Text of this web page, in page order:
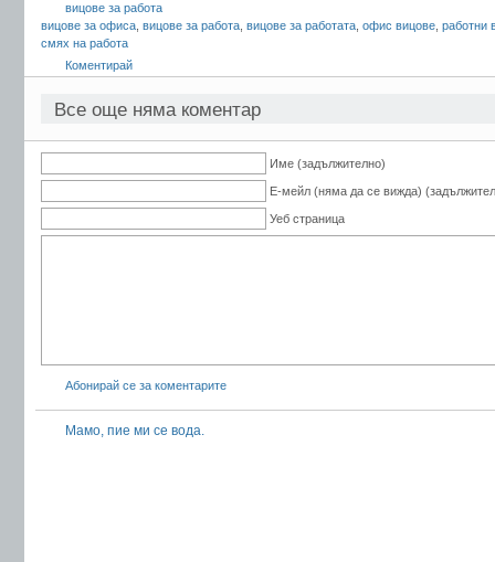
вицове за работа
вицове за офиса вицове за работа вицове за работата офис вицове работни
смях на работа
Коментирай
Все още няма коментар
Име (задължително)
Е-мейл (няма да се вижда)
Уеб страница
Абонирай се за коментарите
Мамо, пие ми се вода.